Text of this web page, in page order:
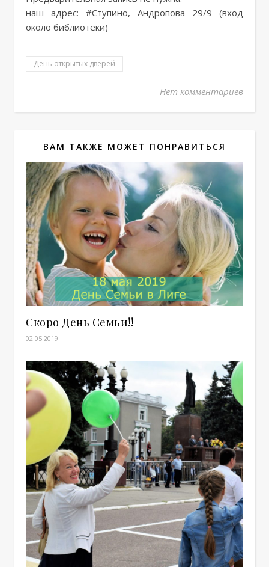
наш адрес: #Ступино, Андропова 29/9 (вход
около библиотеки)
День открытых дверей
Нет комментариев
ВАМ ТАКЖЕ МОЖЕТ ПОНРАВИТЬСЯ
Скоро День Семьи!!
02.05.2019